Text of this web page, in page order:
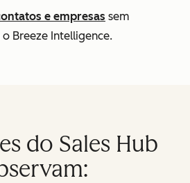
e empresas sem
Breeze Intelligence.
do Sales Hub